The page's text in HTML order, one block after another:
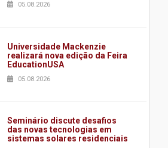
05.08.2026
Universidade Mackenzie
realizará nova edição da Feira
EducationUSA
05.08.2026
Seminário discute desafios
das novas tecnologias em
sistemas solares residenciais